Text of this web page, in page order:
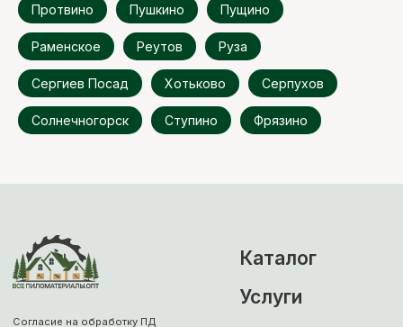
Протвино Пушкино Пущино
Раменское Реутов Руза
Сергиев Посад Хотьково Серпухов
Солнечногорск Ступино Фрязино